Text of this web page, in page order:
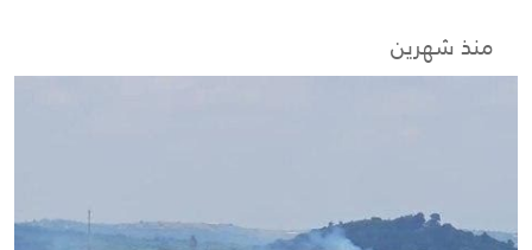
منذ شهرين